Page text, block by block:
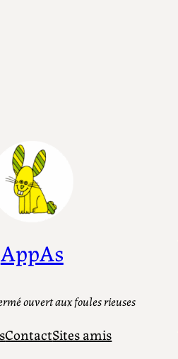
AppAs
ouvert aux foules rieuses
ContactSites amis